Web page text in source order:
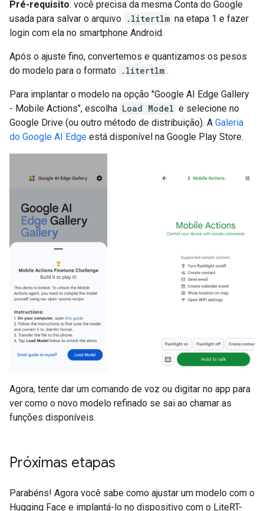
Pré-requisito: você precisa da mesma Conta do Google
usada para salvar o arquivo .litertlm na etapa 1 e fazer
login com ela no smartphone Android.
Após o ajuste fino, convertemos e quantizamos os pesos
do modelo para o formato .litertlm .
Para implantar o modelo na opção "Google AI Edge Gallery
- Mobile Actions", escolha Load Model e selecione no
Google Drive (ou outro método de distribuição). A Galeria
do Google AI Edge está disponível na Google Play Store.
Agora, tente dar um comando de voz ou digitar no app para
ver como o novo modelo refinado se sai ao chamar as
funções disponíveis.
Próximas etapas
Parabéns! Agora você sabe como ajustar um modelo com o
Hugging Face e implantá-lo no dispositivo com o LiteRT-